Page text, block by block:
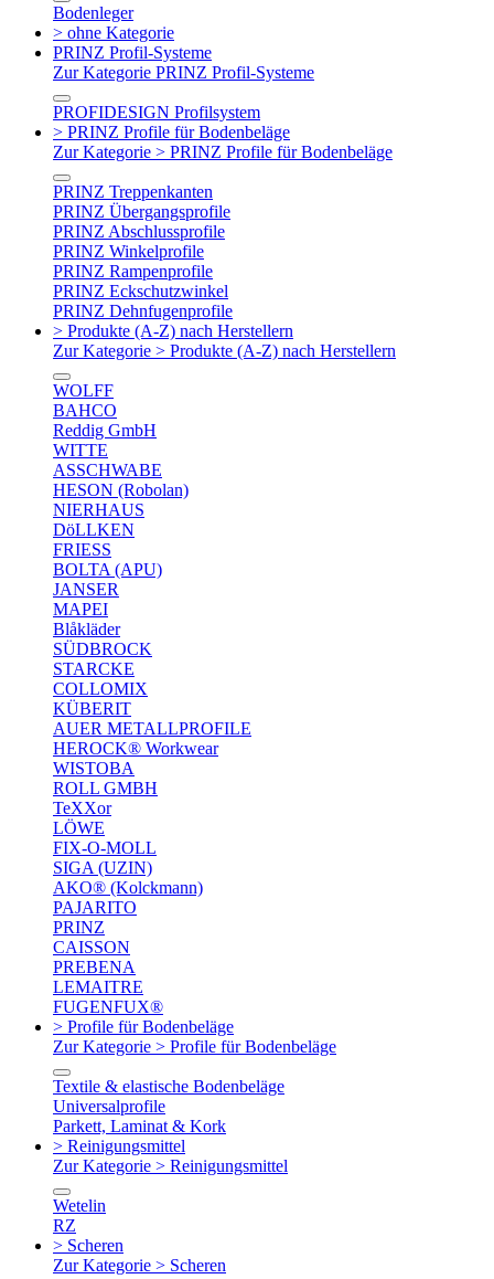
Bodenleger
> ohne Kategorie
PRINZ Profil-Systeme
Zur Kategorie PRINZ Profil-Systeme
PROFIDESIGN Profilsystem
> PRINZ Profile für Bodenbeläge
Zur Kategorie > PRINZ Profile für Bodenbeläge
PRINZ Treppenkanten
PRINZ Übergangsprofile
PRINZ Abschlussprofile
PRINZ Winkelprofile
PRINZ Rampenprofile
PRINZ Eckschutzwinkel
PRINZ Dehnfugenprofile
> Produkte (A-Z) nach Herstellern
Zur Kategorie > Produkte (A-Z) nach Herstellern
WOLFF
BAHCO
Reddig GmbH
WITTE
ASSCHWABE
HESON (Robolan)
NIERHAUS
DöLLKEN
FRIESS
BOLTA (APU)
JANSER
MAPEI
Blåkläder
SÜDBROCK
STARCKE
COLLOMIX
KÜBERIT
AUER METALLPROFILE
HEROCK® Workwear
WISTOBA
ROLL GMBH
TeXXor
LÖWE
FIX-O-MOLL
SIGA (UZIN)
AKO® (Kolckmann)
PAJARITO
PRINZ
CAISSON
PREBENA
LEMAITRE
FUGENFUX®
> Profile für Bodenbeläge
Zur Kategorie > Profile für Bodenbeläge
Textile & elastische Bodenbeläge
Universalprofile
Parkett, Laminat & Kork
> Reinigungsmittel
Zur Kategorie > Reinigungsmittel
Wetelin
RZ
> Scheren
Zur Kategorie > Scheren